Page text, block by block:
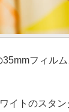
フィル
イトのスタ